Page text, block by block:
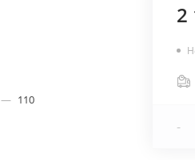
— 110
2
-